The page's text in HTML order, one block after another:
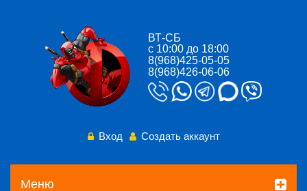
ВТ-СБ
с 10:00 до 18:00
8(968)425-05-05
8(968)426-06-06
Вход Создать аккаунт
Меню